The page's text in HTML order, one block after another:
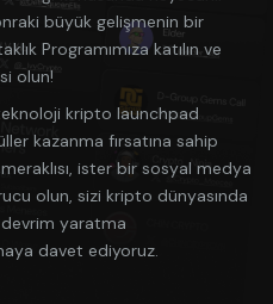
büyük gelişmenin bir
Programımıza katılın ve
olun!
kripto launchpad
kazanma fırsatına sahip
ister bir sosyal medya
olun, sizi kripto dünyasında
yaratma
davet ediyoruz.